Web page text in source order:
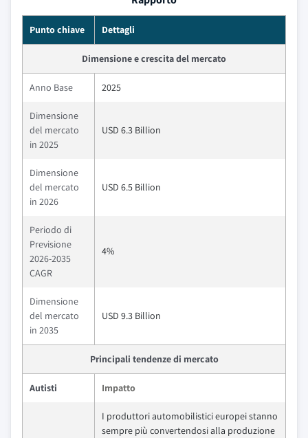
Punto chiave Dettagli
Dimensione e crescita del mercato
Anno Base 2025
Dimensione
del mercato
in 2025
USD 6.3 Billion
Dimensione
del mercato
in 2026
USD 6.5 Billion
Periodo di
Previsione
2026-2035
CAGR
4%
Dimensione
del mercato
in 2035
USD 9.3 Billion
Principali tendenze di mercato
Autisti Impatto
I produttori automobilistici europei stanno
sempre più convertendosi alla produzione